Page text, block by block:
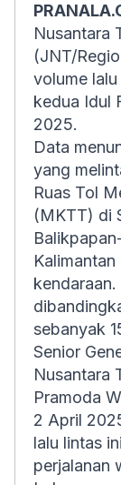
Nusantara
(JNT/
volume
kedua Idul
2025.
Data
yang
Ruas Tol
(MKTT) di
sebanyak
Senior
Nusantara
Pramoda
2 April
lalu lintas
perjalanan